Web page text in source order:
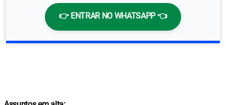
👉 ENTRAR NO WHATSAPP 👈